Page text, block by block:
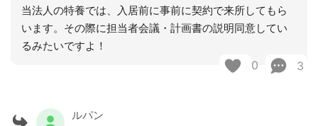
当法人の特養では、入居前に事前に契約で来所してもら
います。その際に担当者会議・計画書の説明同意してい
るみたいですよ！
0 3
ルパン